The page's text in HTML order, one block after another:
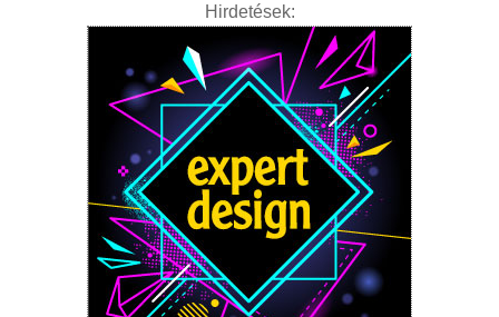
Hirdetések: